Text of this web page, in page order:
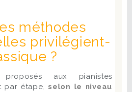
méthodes
privilégient-
?
aux pianistes
par étape, selon le niveau